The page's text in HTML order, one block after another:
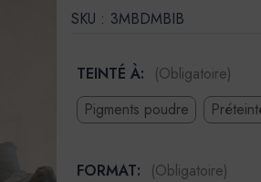
SKU : 3MBDMBIB
TEINTÉ À:
(Obligatoire)
Pigments poudre
FORMAT: (Obligatoire)